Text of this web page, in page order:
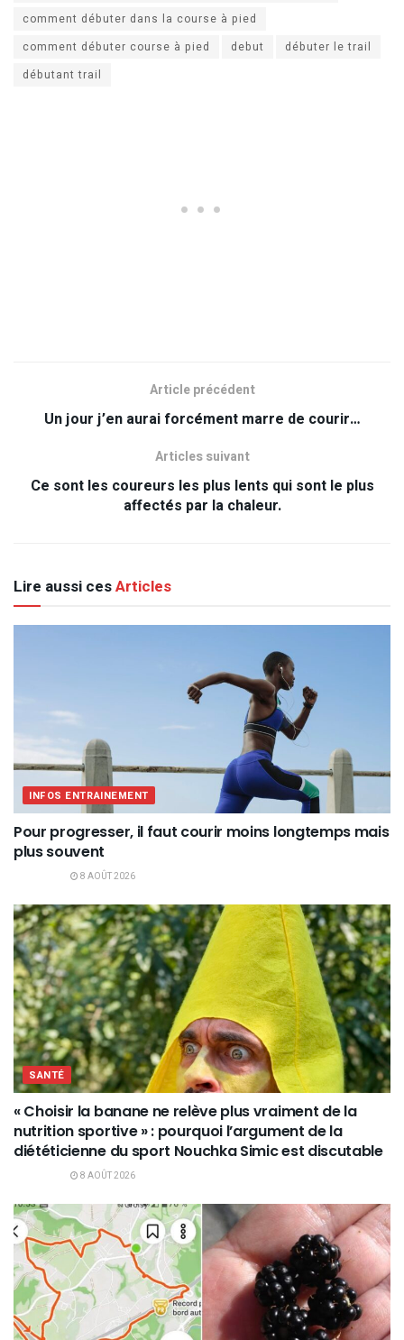
comment débuter dans la course à pied
comment débuter course à pied
debut
débuter le trail
débutant trail
Article précédent
Un jour j’en aurai forcément marre de courir…
Articles suivant
Ce sont les coureurs les plus lents qui sont le plus
affectés par la chaleur.
Lire aussi cesArticles
INFOS ENTRAINEMENT
Pour progresser, il faut courir moins longtemps mais
plus souvent
8 AOÛT 2026
SANTÉ
« Choisir la banane ne relève plus vraiment de la
nutrition sportive » : pourquoi l’argument de la
diététicienne du sport Nouchka Simic est discutable
8 AOÛT 2026